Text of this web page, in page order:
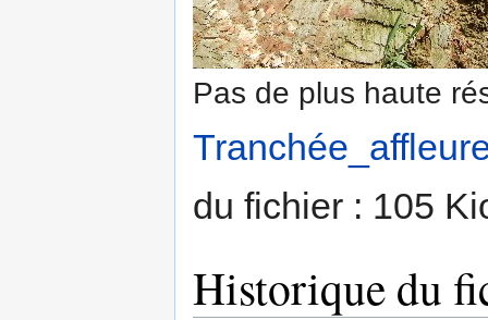
Pas de plus haute
du fichier : 105
Historique du